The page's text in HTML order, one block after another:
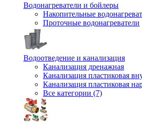
Водонагреватели и бойлеры
Накопительные
Проточные водонагреватели
Водоотведение и канализация
Канализация дренажная
Канализация пластиковая
Канализация пластиковая
Все категории (7)